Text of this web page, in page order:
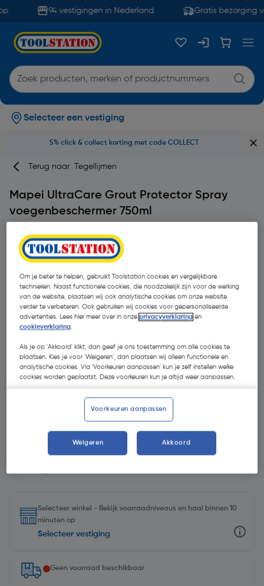
94 vestigingen in Nederland Gratis bezorging
Selecteer een vestiging
5% click & collect korting met code COLLECT
Terug naar Tegellijmen
Mapei UltraCare Grout Protector Spray
voegenbeschermer 750ml
Selecteer winkel - Bekijk voorraadniveaus en haal binnen 10
minuten op
Selecteer vestiging
Geen voorraad beschikbaar
Om je beter te helpen, gebruikt Toolstation cookies en vergelijkbare
technieken. Naast functionele cookies, die noodzakelijk zijn voor de werking
van de website, plaatsen wij ook analytische cookies om onze website
verder te verbeteren. Ook gebruiken wij cookies voor gepersonaliseerde
advertenties. Lees hier meer over in onzeprivacyverklaring en
cookieverklaring.
Als je op 'Akkoord' klikt, dan geef je ons toestemming om alle cookies te
plaatsen. Kies je voor 'Weigeren', dan plaatsen wij alleen functionele en
analytische cookies. Via 'Voorkeuren aanpassen' kun je zelf instellen welke
cookies worden geplaatst. Deze voorkeuren kun je altijd weer aanpassen.
Voorkeuren aanpassen
Weigeren Akkoord